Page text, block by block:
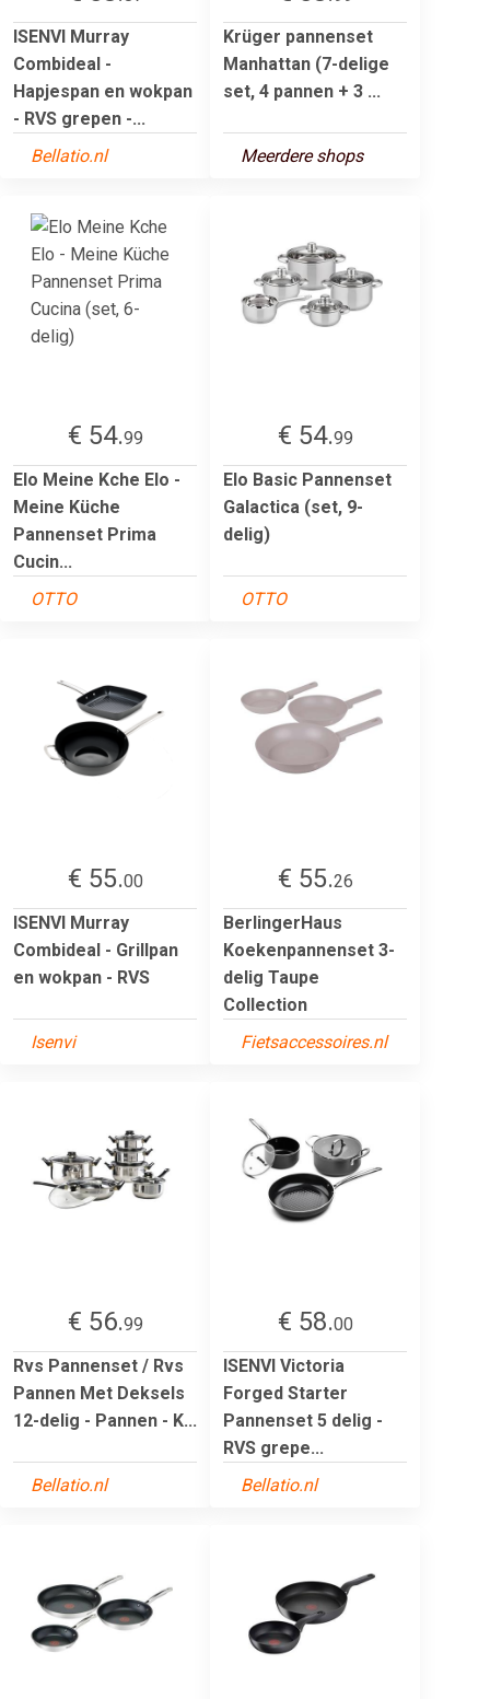
ISENVI Murray
Combideal -
Hapjespan en wokpan
- RVS grepen -...
Bellatio.nl
Krüger pannenset
Manhattan (7-delige
set, 4 pannen + 3 ...
Meerdere shops
€ 54.99
Elo Meine Kche Elo -
Meine Küche
Pannenset Prima
Cucin...
OTTO
€ 54.99
Elo Basic Pannenset
Galactica (set, 9-
delig)
OTTO
€ 55.00
ISENVI Murray
Combideal - Grillpan
en wokpan - RVS
Isenvi
€ 55.26
BerlingerHaus
Koekenpannenset 3-
delig Taupe
Collection
Fietsaccessoires.nl
€ 56.99
Rvs Pannenset / Rvs
Pannen Met Deksels
12-delig - Pannen - K...
Bellatio.nl
€ 58.00
ISENVI Victoria
Forged Starter
Pannenset 5 delig -
RVS grepe...
Bellatio.nl